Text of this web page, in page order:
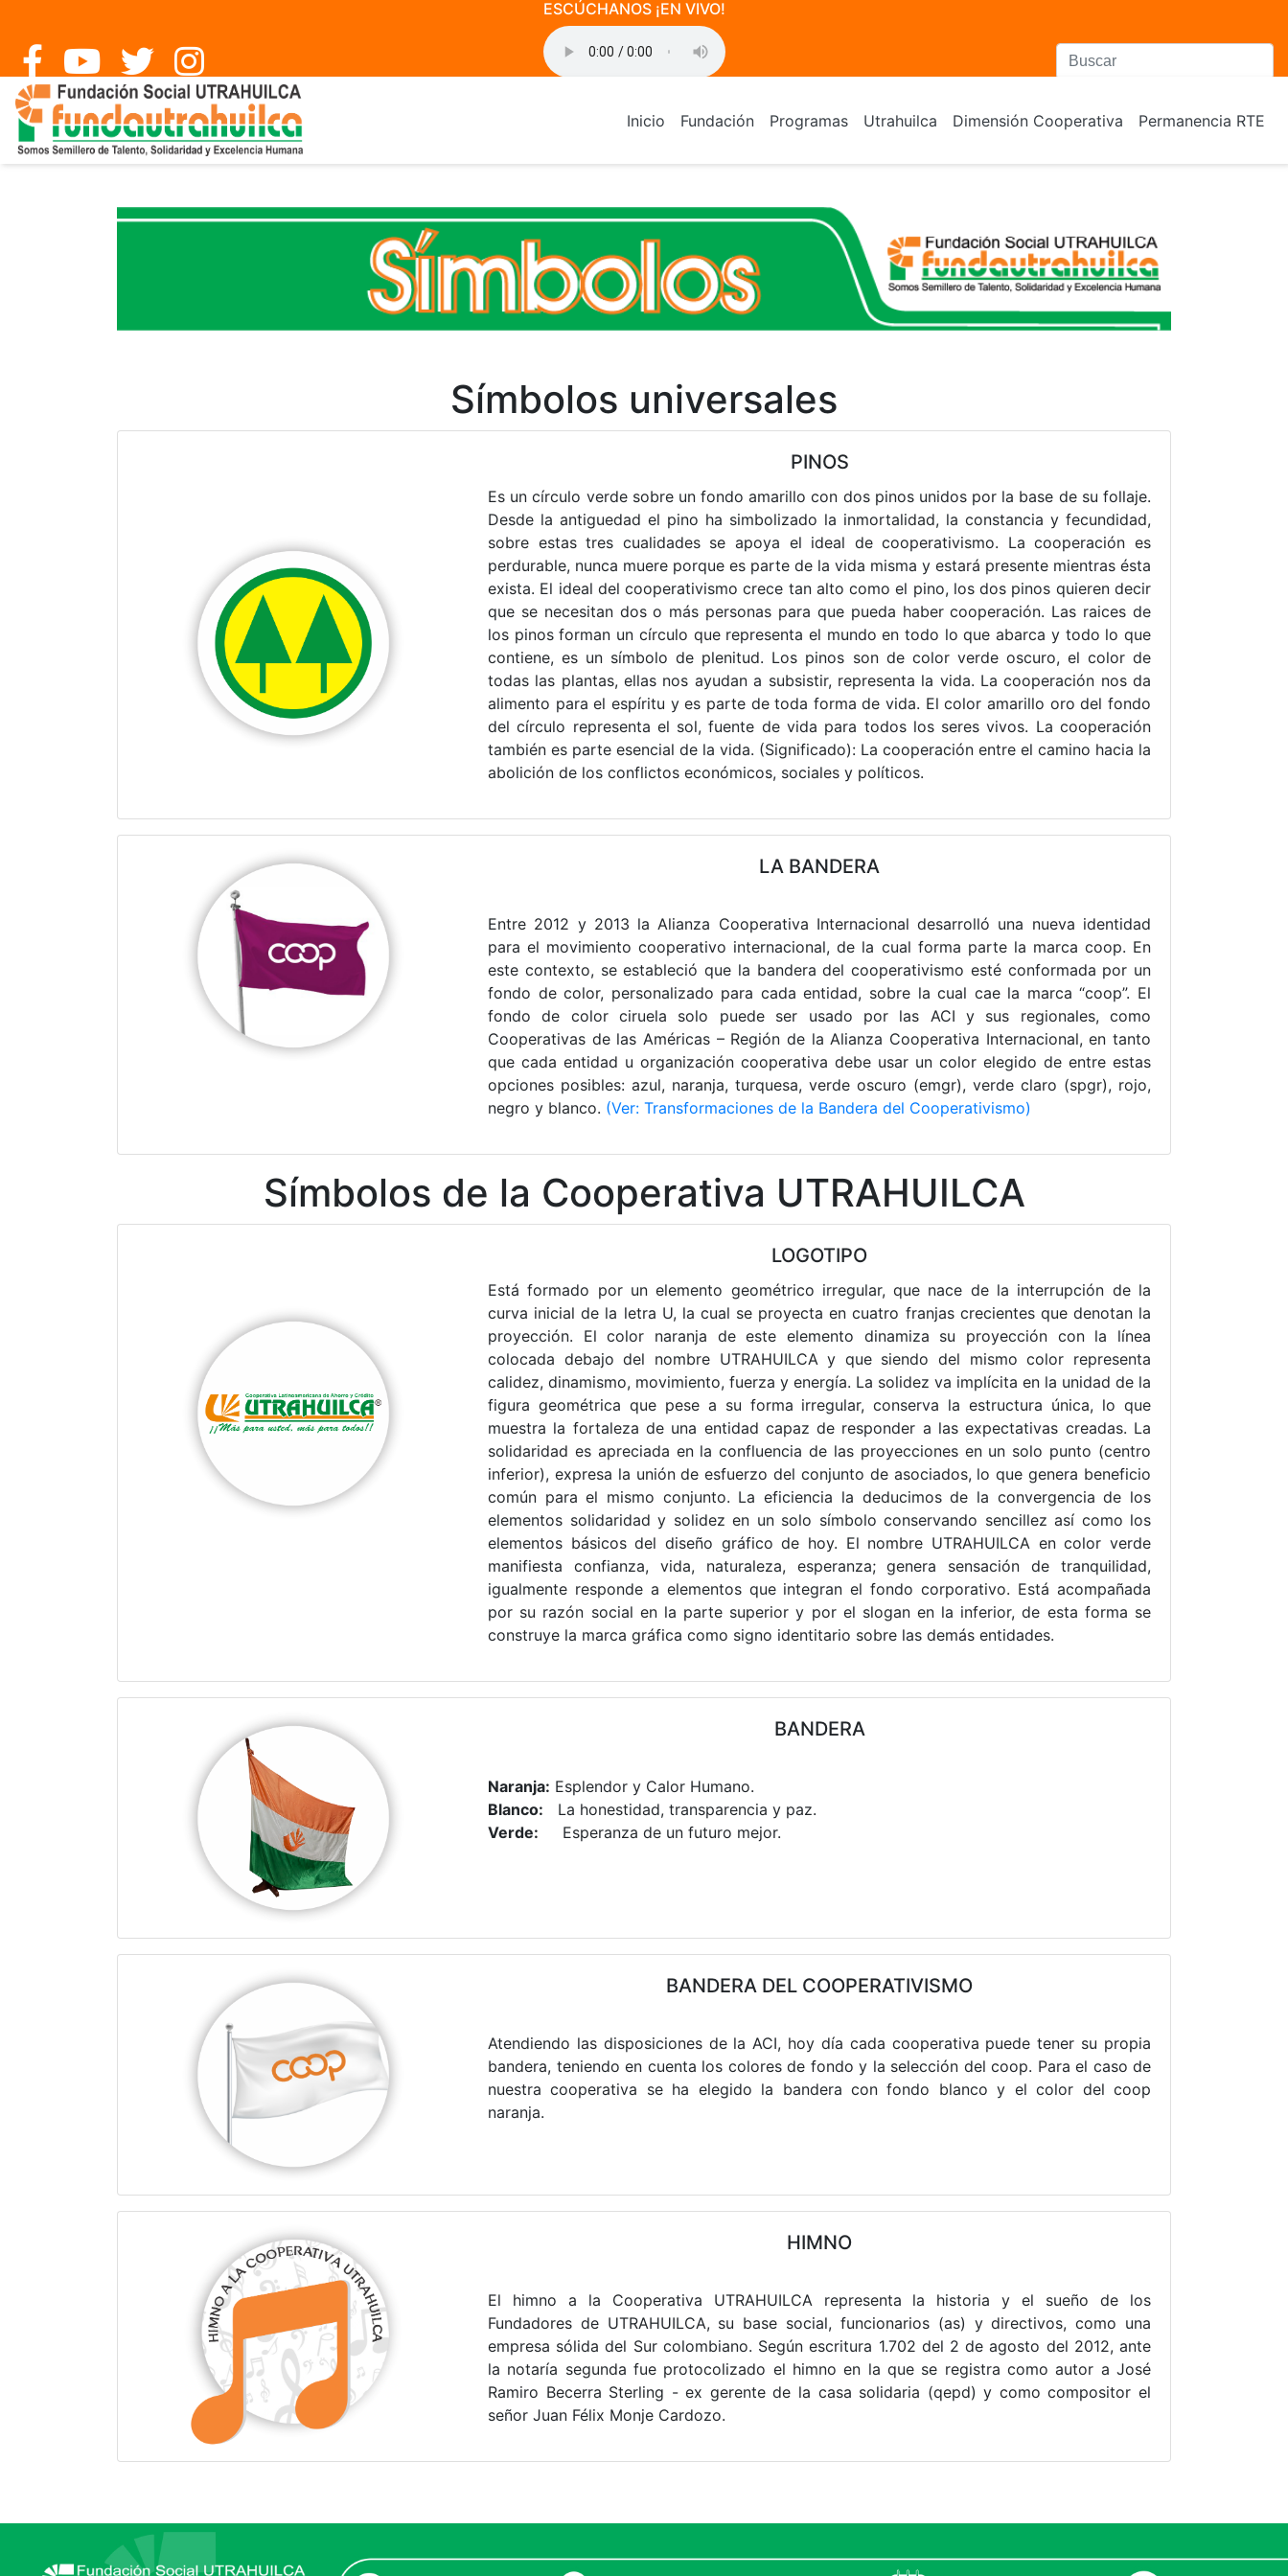
ESCÚCHANOS ¡EN VIVO!
Inicio Fundación Programas Utrahuilca Dimensión Cooperativa Permanencia RTE
Símbolos universales
PINOS
Es un círculo verde sobre un fondo amarillo con dos pinos unidos por la base de su follaje.
Desde la antiguedad el pino ha simbolizado la inmortalidad, la constancia y fecundidad,
sobre estas tres cualidades se apoya el ideal de cooperativismo. La cooperación es
perdurable, nunca muere porque es parte de la vida misma y estará presente mientras ésta
exista. El ideal del cooperativismo crece tan alto como el pino, los dos pinos quieren decir
que se necesitan dos o más personas para que pueda haber cooperación. Las raices de
los pinos forman un círculo que representa el mundo en todo lo que abarca y todo lo que
contiene, es un símbolo de plenitud. Los pinos son de color verde oscuro, el color de
todas las plantas, ellas nos ayudan a subsistir, representa la vida. La cooperación nos da
alimento para el espíritu y es parte de toda forma de vida. El color amarillo oro del fondo
del círculo representa el sol, fuente de vida para todos los seres vivos. La cooperación
también es parte esencial de la vida. (Significado): La cooperación entre el camino hacia la
abolición de los conflictos económicos, sociales y políticos.
LA BANDERA
Entre 2012 y 2013 la Alianza Cooperativa Internacional desarrolló una nueva identidad
para el movimiento cooperativo internacional, de la cual forma parte la marca coop. En
este contexto, se estableció que la bandera del cooperativismo esté conformada por un
fondo de color, personalizado para cada entidad, sobre la cual cae la marca “coop”. El
fondo de color ciruela solo puede ser usado por las ACI y sus regionales, como
Cooperativas de las Américas – Región de la Alianza Cooperativa Internacional, en tanto
que cada entidad u organización cooperativa debe usar un color elegido de entre estas
opciones posibles: azul, naranja, turquesa, verde oscuro (emgr), verde claro (spgr), rojo,
negro y blanco. (Ver: Transformaciones de la Bandera del Cooperativismo)
Símbolos de la Cooperativa UTRAHUILCA
LOGOTIPO
Está formado por un elemento geométrico irregular, que nace de la interrupción de la
curva inicial de la letra U, la cual se proyecta en cuatro franjas crecientes que denotan la
proyección. El color naranja de este elemento dinamiza su proyección con la línea
colocada debajo del nombre UTRAHUILCA y que siendo del mismo color representa
calidez, dinamismo, movimiento, fuerza y energía. La solidez va implícita en la unidad de la
figura geométrica que pese a su forma irregular, conserva la estructura única, lo que
muestra la fortaleza de una entidad capaz de responder a las expectativas creadas. La
solidaridad es apreciada en la confluencia de las proyecciones en un solo punto (centro
inferior), expresa la unión de esfuerzo del conjunto de asociados, lo que genera beneficio
común para el mismo conjunto. La eficiencia la deducimos de la convergencia de los
elementos solidaridad y solidez en un solo símbolo conservando sencillez así como los
elementos básicos del diseño gráfico de hoy. El nombre UTRAHUILCA en color verde
manifiesta confianza, vida, naturaleza, esperanza; genera sensación de tranquilidad,
igualmente responde a elementos que integran el fondo corporativo. Está acompañada
por su razón social en la parte superior y por el slogan en la inferior, de esta forma se
construye la marca gráfica como signo identitario sobre las demás entidades.
BANDERA
Naranja: Esplendor y Calor Humano.
Blanco: La honestidad, transparencia y paz.
Verde: Esperanza de un futuro mejor.
BANDERA DEL COOPERATIVISMO
Atendiendo las disposiciones de la ACI, hoy día cada cooperativa puede tener su propia
bandera, teniendo en cuenta los colores de fondo y la selección del coop. Para el caso de
nuestra cooperativa se ha elegido la bandera con fondo blanco y el color del coop
naranja.
HIMNO
El himno a la Cooperativa UTRAHUILCA representa la historia y el sueño de los
Fundadores de UTRAHUILCA, su base social, funcionarios (as) y directivos, como una
empresa sólida del Sur colombiano. Según escritura 1.702 del 2 de agosto del 2012, ante
la notaría segunda fue protocolizado el himno en la que se registra como autor a José
Ramiro Becerra Sterling - ex gerente de la casa solidaria (qepd) y como compositor el
señor Juan Félix Monje Cardozo.